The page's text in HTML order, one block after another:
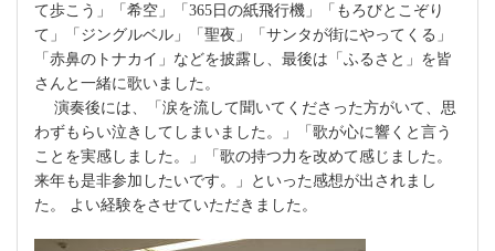
て歩こう」「希空」「365日の紙飛行機」「もろびとこぞり
て」「ジングルベル」「聖夜」「サンタが街にやってくる」
「赤鼻のトナカイ」などを披露し、最後は「ふるさと」を皆
さんと一緒に歌いました。
演奏後には、「涙を流して聞いてくださった方がいて、思
わずもらい泣きしてしまいました。」「歌が心に響くと言う
ことを実感しました。」「歌の持つ力を改めて感じました。
来年も是非参加したいです。」といった感想が出されまし
た。 よい経験をさせていただきました。